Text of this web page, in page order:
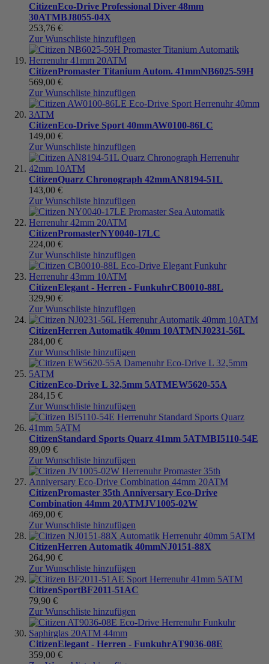
CitizenEco-Drive Professional Diver 48mm
30ATMBJ8055-04X
253,76 €
Zur Wunschliste hinzufügen
CitizenPromaster Titanium Autom. 41mmNB6025-59H
569,00 €
Zur Wunschliste hinzufügen
CitizenEco-Drive Sport 40mmAW0100-86LC
149,00 €
Zur Wunschliste hinzufügen
CitizenQuarz Chronograph 42mmAN8194-51L
143,00 €
Zur Wunschliste hinzufügen
CitizenPromasterNY0040-17LC
224,00 €
Zur Wunschliste hinzufügen
CitizenElegant - Herren - FunkuhrCB0010-88L
329,90 €
Zur Wunschliste hinzufügen
CitizenHerren Automatik 40mm 10ATMNJ0231-56L
284,00 €
Zur Wunschliste hinzufügen
CitizenEco-Drive L 32,5mm 5ATMEW5620-55A
284,15 €
Zur Wunschliste hinzufügen
CitizenStandard Sports Quarz 41mm 5ATMBI5110-54E
89,09 €
Zur Wunschliste hinzufügen
CitizenPromaster 35th Anniversary Eco-Drive
Combination 44mm 20ATMJV1005-02W
469,00 €
Zur Wunschliste hinzufügen
CitizenHerren Automatik 40mmNJ0151-88X
264,90 €
Zur Wunschliste hinzufügen
CitizenSportBF2011-51AC
79,90 €
Zur Wunschliste hinzufügen
CitizenElegant - Herren - FunkuhrAT9036-08E
359,00 €